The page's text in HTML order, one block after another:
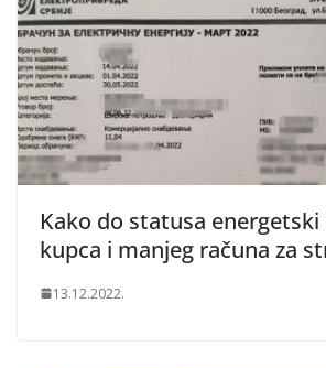
Kako do statusa energetski
kupca i manjeg računa za
13.12.2022.